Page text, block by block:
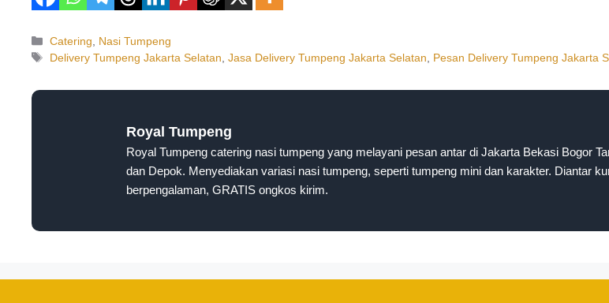
Catering
Nasi Tumpeng
Delivery Tumpeng Jakarta Selatan ,Jasa Delivery Tumpeng Jakarta Selatan Pesan Delivery Tumpeng Jakarta
Royal Tumpeng
Royal Tumpeng catering nasi tumpeng yang melayani pesan antar di Jakarta Bekasi Bogor
dan Depok. Menyediakan variasi nasi tumpeng, seperti tumpeng mini dan karakter. Diantar
berpengalaman, GRATIS ongkos kirim.